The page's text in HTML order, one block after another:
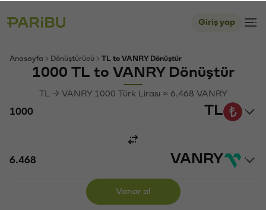
Giriş yap
Anasayfa Dönüştürücü TL to VANRY Dönüştür
1000 TL to VANRY Dönüştür
TL → VANRY 1000 Türk Lirası ≈ 6.468 VANRY
TL
VANRY
Vanar al